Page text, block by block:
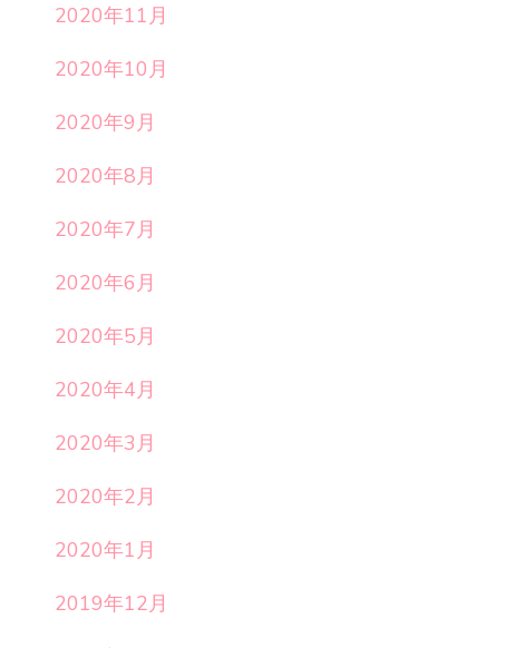
2020年11月
2020年10月
2020年9月
2020年8月
2020年7月
2020年6月
2020年5月
2020年4月
2020年3月
2020年2月
2020年1月
2019年12月